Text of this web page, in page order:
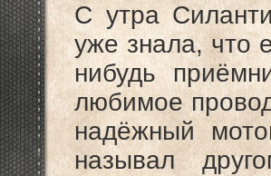
С утра
уже знала, что
нибудь
любимое
надёжный
называл